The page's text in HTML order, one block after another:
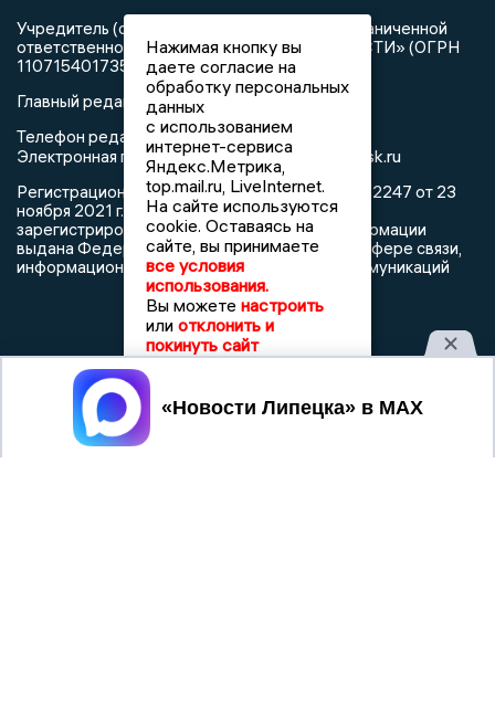
Учредитель (соучредители): Общество с ограниченной
ответственностью «РЕГИОНАЛЬНЫЕ НОВОСТИ» (ОГРН
1107154017354)
Главный редактор: Герцог Е.Г.
Телефон редакции: +7 903 699 9427
Электронная почта редакции:info@newslipetsk.ru
Регистрационный номер: серия Эл № ФС77-82247 от 23
ноября 2021 г. согласно выписке из реестра
зарегистрированных средств массовой информации
выдана Федеральной службой по надзору в сфере связи,
информационных технологий и массовых коммуникаций
При использовании любого материала с данного сайта
гиперссылка на Сетевое издание «Новости Липецка»
Нажимая кнопку вы
даете согласие на
обработку персональных
данных
с использованием
интернет-сервиса
Яндекс.Метрика,
top.mail.ru, LiveInternet.
На сайте используются
cookie. Оставаясь на
сайте, вы принимаете
все условия
использования.
Вы можете настроить
или отклонить и
покинуть сайт
Принять